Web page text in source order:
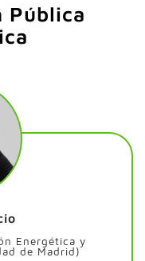
Pública
Energética y
de Madrid)